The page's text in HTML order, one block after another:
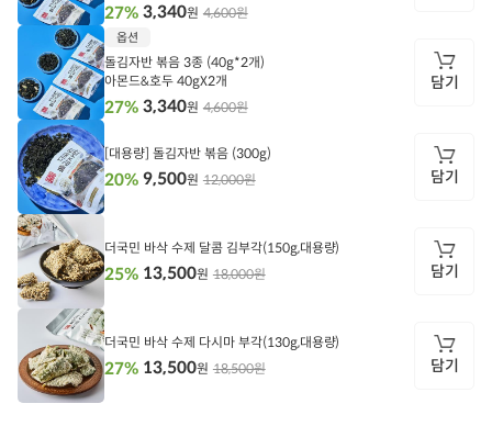
담
기
4,600원
27% 3,340원
담
옵션
돌김자반 볶음 3종 (40g*2개)
아몬드&호두 40gX2개
4,600원
27% 3,340원
담기
담
[대용량] 돌김자반 볶음 (300g)
12,000원
20% 9,500원 담기
담
기
더국민 바삭 수제 달콤 김부각(150g,대용량)
18,000원
25% 13,500원 담기
담
더국민 바삭 수제 다시마 부각(130g,대용량)
18,500원
27% 13,500원 담기